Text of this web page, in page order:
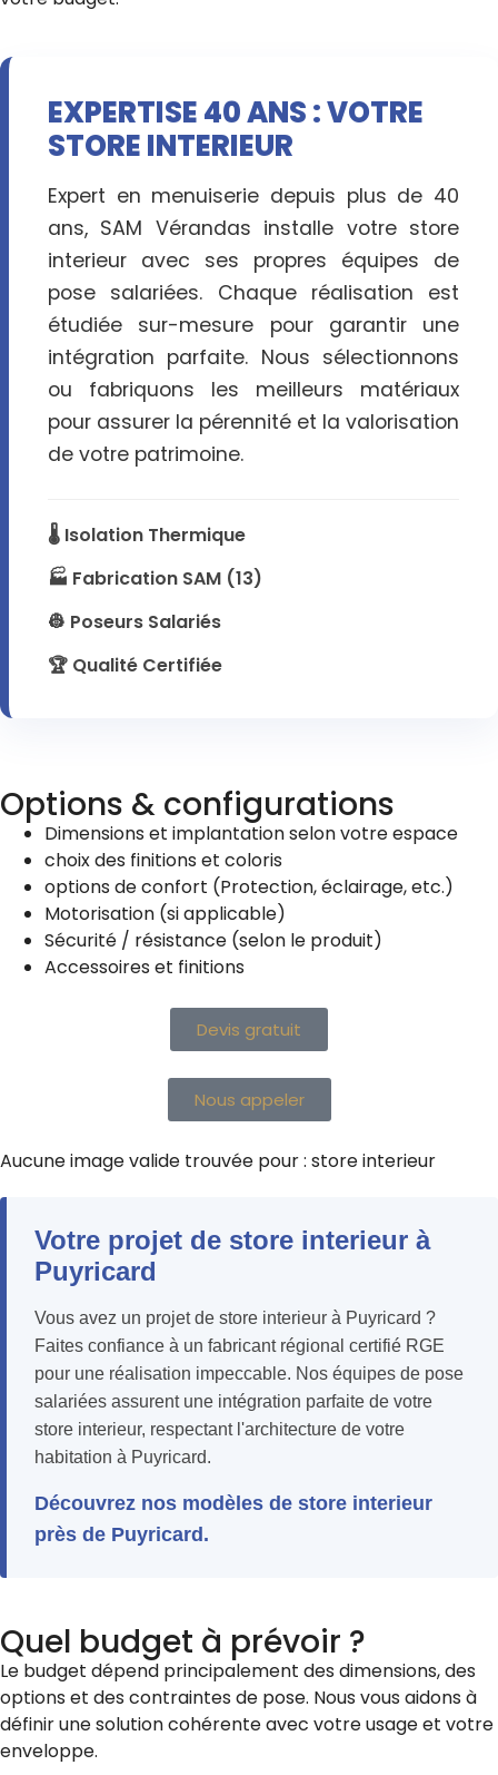
EXPERTISE 40 ANS : VOTRE
STORE INTERIEUR
Expert en menuiserie depuis plus de 40
ans, SAM Vérandas installe votre store
interieur avec ses propres équipes de
pose salariées. Chaque réalisation est
étudiée sur-mesure pour garantir une
intégration parfaite. Nous sélectionnons
ou fabriquons les meilleurs matériaux
pour assurer la pérennité et la valorisation
de votre patrimoine.
🌡️ Isolation Thermique
🏭 Fabrication SAM (13)
👷 Poseurs Salariés
🏆 Qualité Certifiée
Options & configurations
Dimensions et implantation selon votre espace
choix des finitions et coloris
options de confort (Protection, éclairage, etc.)
Motorisation (si applicable)
Sécurité / résistance (selon le produit)
Accessoires et finitions
Devis gratuit
Nous appeler
Aucune image valide trouvée pour : store interieur
Votre projet de store interieur à
Puyricard
Vous avez un projet de store interieur à Puyricard ?
Faites confiance à un fabricant régional certifié RGE
pour une réalisation impeccable. Nos équipes de pose
salariées assurent une intégration parfaite de votre
store interieur, respectant l'architecture de votre
habitation à Puyricard.
Découvrez nos modèles de store interieur
près de Puyricard.
Quel budget à prévoir ?
Le budget dépend principalement des dimensions, des
options et des contraintes de pose. Nous vous aidons à
définir une solution cohérente avec votre usage et votre
enveloppe.